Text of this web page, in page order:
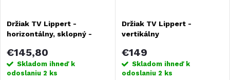
Držiak TV Lippert -
horizontálny, sklopný -
€145,80
Skladom ihneď k
odoslaniu 2 ks
Držiak TV Lippert -
vertikálny
€149
Skladom ihneď k
odoslaniu 2 ks